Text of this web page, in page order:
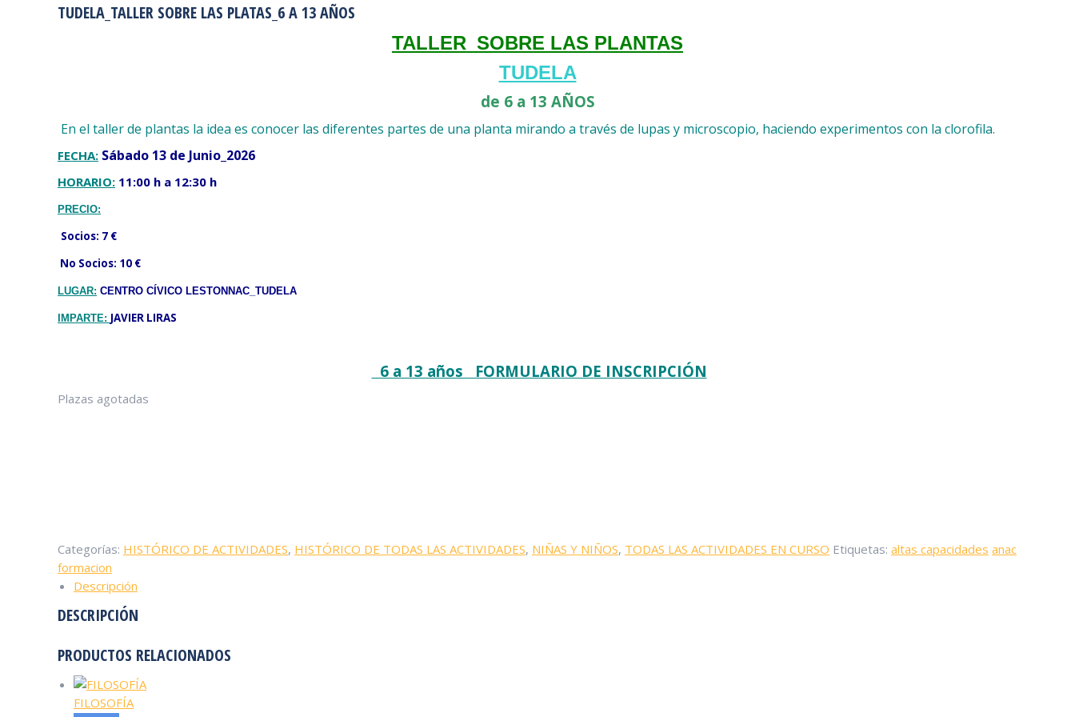
TUDELA_TALLER SOBRE LAS PLATAS_6 A 13 AÑOS
TALLER_SOBRE LAS PLANTAS
TUDELA
de 6 a 13 AÑOS
En el taller de plantas la idea es conocer las diferentes partes de una planta mirando a través de lupas y microscopio, haciendo experimentos con la clorofila.
FECHA: Sábado 13 de Junio_2026
HORARIO: 11:00 h a 12:30 h
PRECIO:
Socios: 7 €
No Socios: 10 €
LUGAR: CENTRO CÍVICO LESTONNAC_TUDELA
IMPARTE: JAVIER LIRAS
6 a 13 años FORMULARIO DE INSCRIPCIÓN
Plazas agotadas
Categorías: HISTÓRICO DE ACTIVIDADES, HISTÓRICO DE TODAS LAS ACTIVIDADES, NIÑAS Y NIÑOS, TODAS LAS ACTIVIDADES EN CURSO Etiquetas: altas capacidades anac
formacion
Descripción
DESCRIPCIÓN
PRODUCTOS RELACIONADOS
FILOSOFÍA